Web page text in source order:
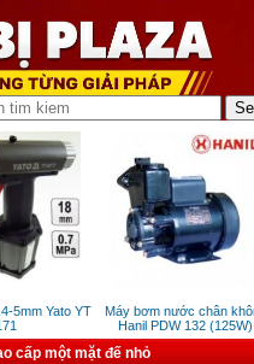
Yato YT
Máy bơm nước chân không
Hanil PDW 132 (125W)
cấp một mặt đế nhỏ